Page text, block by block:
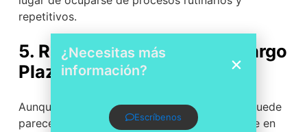
repetitivos.
5. Reducción de Costos a Largo
Plazo
Aunque la inversión inicial en software legal puede
parecer significativa, a largo plazo, se traduce en
¿Necesitas más
información?
Escríbenos